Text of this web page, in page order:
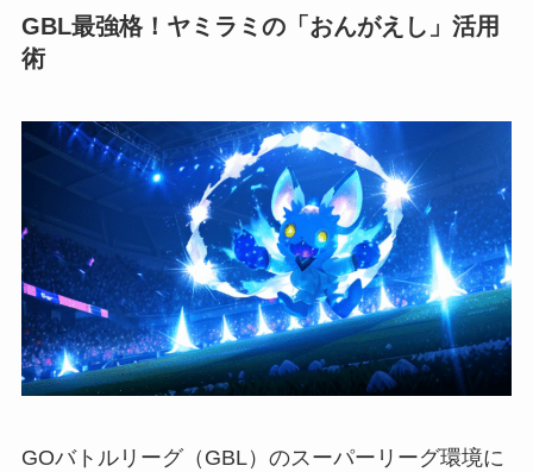
GBL最強格！ヤミラミの「おんがえし」活用
術
GOバトルリーグ（GBL）のスーパーリーグ環境に